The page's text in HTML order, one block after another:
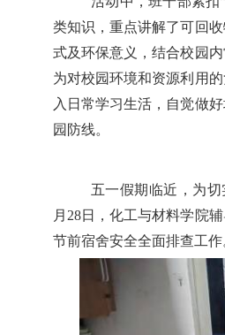
类知识，重点讲解了可回
式及环保意义，结合校园
为对校园环境和资源利用
入日常学习生活，自觉做
园防线。
五一假期临近，为
月28日，化工与材料学院
节前宿舍安全全面排查工作